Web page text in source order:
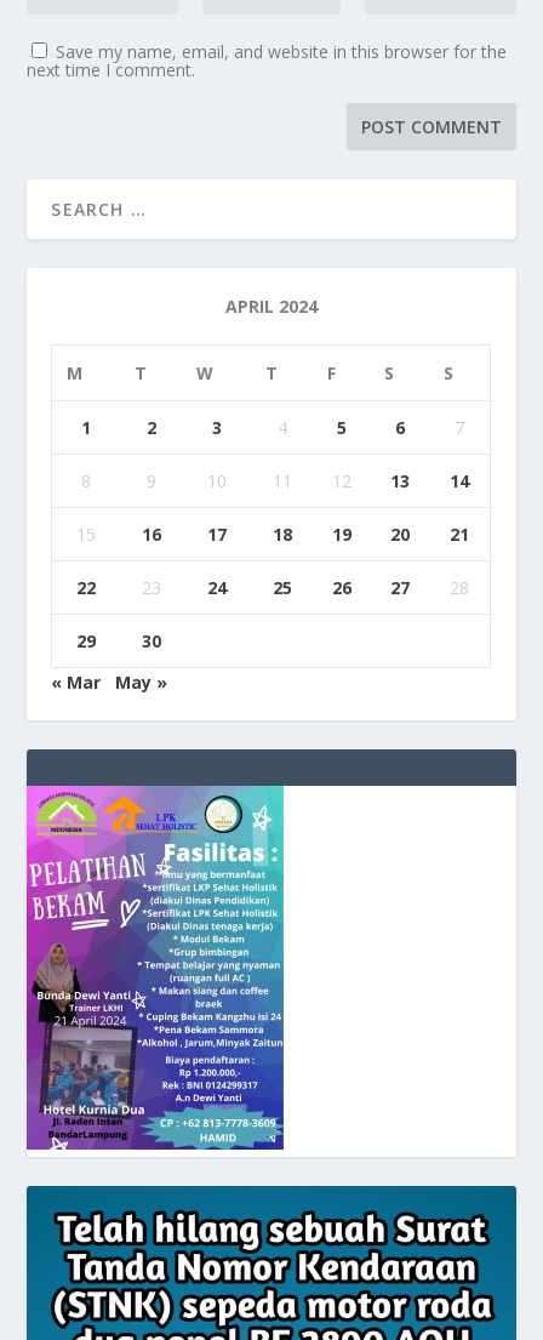
Save my name, email, and website in this browser for the
next time I comment.
APRIL 2024
M T W T F S S
1 2 3 4 5 6 7
8 9 10 11 12 13 14
15 16 17 18 19 20 21
22 23 24 25 26 27 28
29
30
« Mar
May »